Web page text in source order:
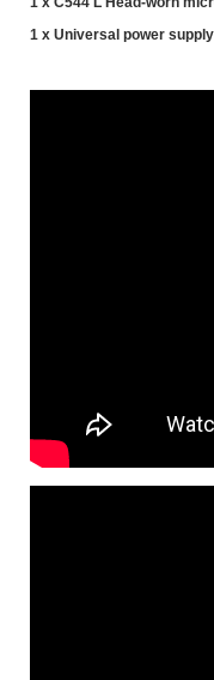
1 x Universal power